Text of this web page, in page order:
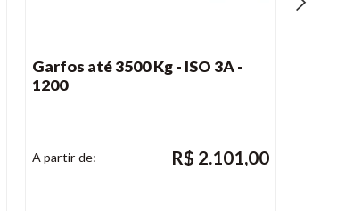
Garfos até 3500 Kg - ISO 3A -
1200
R$ 2.101,00